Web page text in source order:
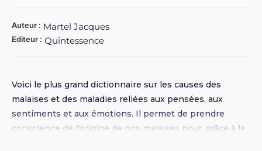
Auteur : Martel Jacques
Editeur : Quintessence
Voici le plus grand dictionnaire sur les causes des
malaises et des maladies reliées aux pensées, aux
sentiments et aux émotions. Il permet de prendre
conscience de l'origine de nos malaises pour, grâce à la